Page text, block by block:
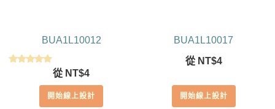
BUA1L10012
滿分 5
從 NT$4
開始線上設計
BUA1L10017
從 NT$4
開始線上設計